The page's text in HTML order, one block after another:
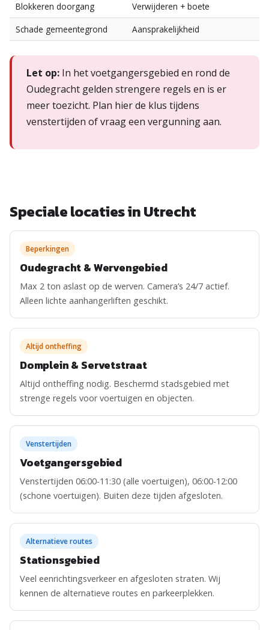
Blokkeren doorgang
Verwijderen + boete
Schade gemeentegrond
Aansprakelijkheid
Let op: In het voetgangersgebied en rond de
Oudegracht gelden strengere regels en is er
meer toezicht. Plan hier de klus tijdens
venstertijden of vraag een vergunning aan.
Speciale locaties in Utrecht
Beperkingen
Oudegracht & Wervengebied
Max 2 ton aslast op de werven. Camera’s 24/7 actief.
Alleen lichte aanhangerliften geschikt.
Altijd ontheffing
Domplein & Servetstraat
Altijd ontheffing nodig. Beschermd stadsgebied met
strenge regels voor voertuigen en objecten.
Venstertijden
Voetgangersgebied
Venstertijden 06:00-11:30 (alle voertuigen), 06:00-12:00
(schone voertuigen). Buiten deze tijden afgesloten.
Alternatieve routes
Stationsgebied
Veel eenrichtingsverkeer en afgesloten straten. Wij
kennen de alternatieve routes en parkeerplekken.